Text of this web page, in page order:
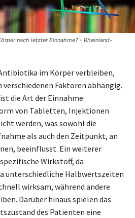
nach letzter Einnahme? - Rheinland-
im Körper verbleiben,
Faktoren abhängig.
die Art der Einnahme:
von Tabletten, Injektionen
werden, was sowohl die
als auch den Zeitpunkt, an
beeinflusst. Ein weiterer
Wirkstoff, da
unterschiedliche Halbwertszeiten
wirksam, während andere
Darüber hinaus spielen das
des Patienten eine